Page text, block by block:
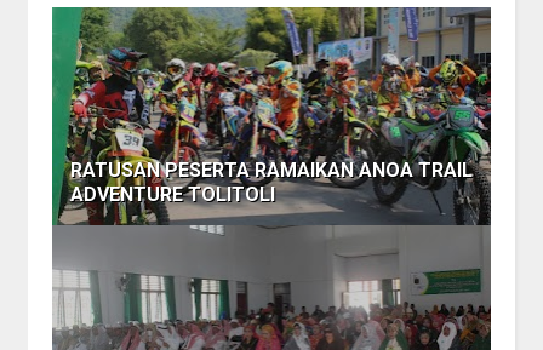
RATUSAN PESERTA RAMAIKAN ANOA TRAIL
ADVENTURE TOLITOLI